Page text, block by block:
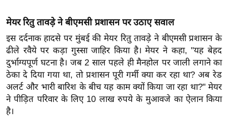
मि
सा
ल
बे
मि
सा
ल
मेयर रितु तावड़े ने बीएमसी प्रशासन पर उठाए सवाल
इस दर्दनाक हादसे पर मुंबई की मेयर रितु तावड़े ने बीएमसी प्रशासन के
ढीले रवैये पर कड़ा गुस्सा जाहिर किया है। मेयर ने कहा, "यह बेहद
दुर्भाग्यपूर्ण घटना है। जब 2 साल पहले ही मैनहोल पर जाली लगाने का
ठेका दे दिया गया था, तो प्रशासन पूरी गर्मी क्या कर रहा था? अब रेड
अलर्ट और भारी बारिश के बीच यह काम क्यों किया जा रहा था?" मेयर
ने पीड़ित परिवार के लिए 10 लाख रुपये के मुआवजे का ऐलान किया
है।